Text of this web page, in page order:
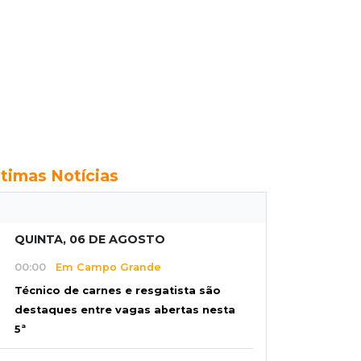
Notícias
QUINTA, 06 DE AGOSTO
00:00 Em Campo Grande
Técnico de carnes e resgatista são
destaques entre vagas abertas nesta
5ª